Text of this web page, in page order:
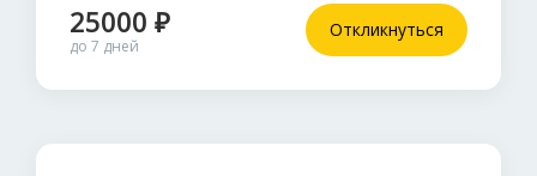
25000 ₽
до 7 дней
Откликнуться